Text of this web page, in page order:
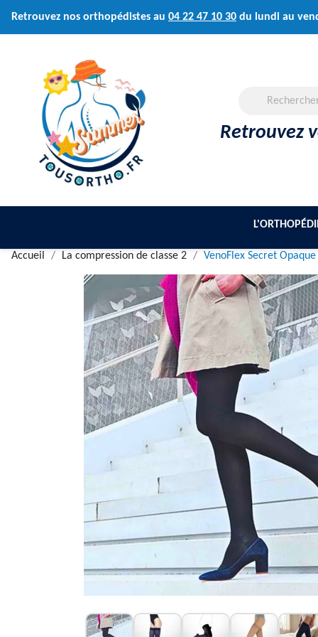
Retrouvez nos orthopédistes au 04 22 47 10 30 du lundi au
Retrouvez
Accueil La compression de classe 2 VenoFlex Secret Opaque